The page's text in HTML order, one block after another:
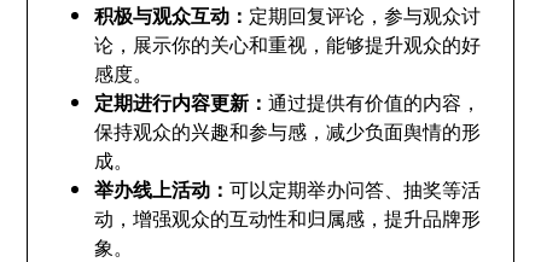
积极与观众互动： 定期回复评论，参与观众讨
论，展示你的关心和重视，能够提升观众的好
感度。
定期进行内容更新：通过提供有价值的内容，
保持观众的兴趣和参与感，减少负面舆情的形
成。
举办线上活动：可以定期举办问答、抽奖等活
动，增强观众的互动性和归属感，提升品牌形
象。